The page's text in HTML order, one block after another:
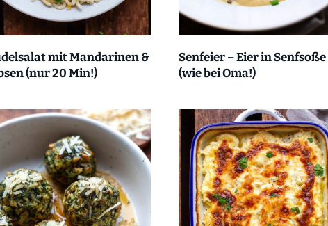
mit Mandarinen &
(nur 20 Min!)
Senfeier – Eier in Senfsoße
(wie bei Oma!)